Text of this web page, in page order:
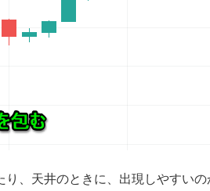
り、天井のときに、出現しやすい